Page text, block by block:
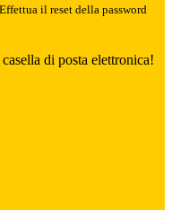
il reset della password
di posta elettronica!